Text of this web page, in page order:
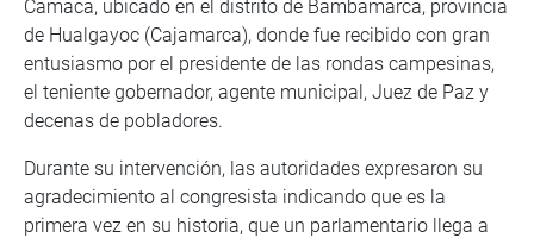
Camaca, ubicado en el distrito de Bambamarca, provincia
de Hualgayoc (Cajamarca), donde fue recibido con gran
entusiasmo por el presidente de las rondas campesinas,
el teniente gobernador, agente municipal, Juez de Paz y
decenas de pobladores.
Durante su intervención, las autoridades expresaron su
agradecimiento al congresista indicando que es la
primera vez en su historia, que un parlamentario llega a